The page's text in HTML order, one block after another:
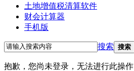
土地增值税清算软件
财会计算器
手机版
搜索 搜索
抱歉，您尚未登录，无法进行此操作